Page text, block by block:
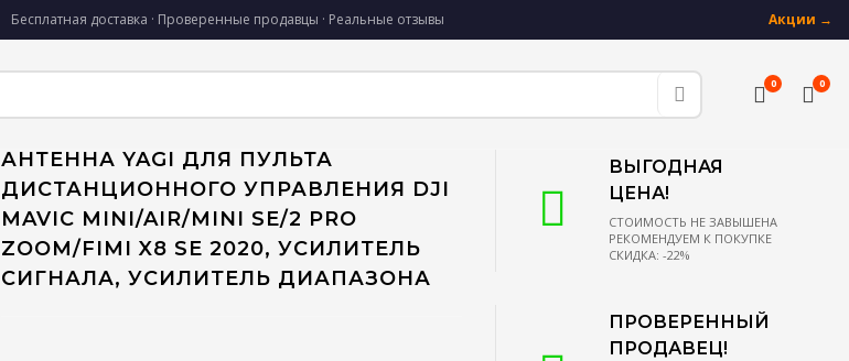
Бесплатная доставка · Проверенные продавцы · Реальные отзывы Акции →
0 0
АНТЕННА YAGI ДЛЯ ПУЛЬТА
ДИСТАНЦИОННОГО УПРАВЛЕНИЯ DJI
MAVIC MINI/AIR/MINI SE/2 PRO
ZOOM/FIMI X8 SE 2020, УСИЛИТЕЛЬ
СИГНАЛА, УСИЛИТЕЛЬ ДИАПАЗОНА
ВЫГОДНАЯ
ЦЕНА!
СТОИМОСТЬ НЕ ЗАВЫШЕНА
РЕКОМЕНДУЕМ К ПОКУПКЕ
СКИДКА: -22%
ПРОВЕРЕННЫЙ
ПРОДАВЕЦ!